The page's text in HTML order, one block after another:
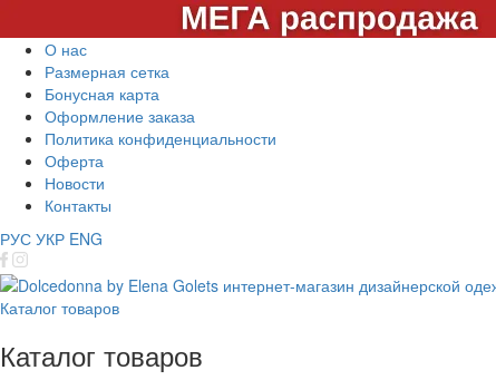
О нас
Размерная сетка
Бонусная карта
Оформление заказа
Политика конфиденциальности
Оферта
Новости
Контакты
РУС УКР ENG
Каталог товаров
Каталог товаров